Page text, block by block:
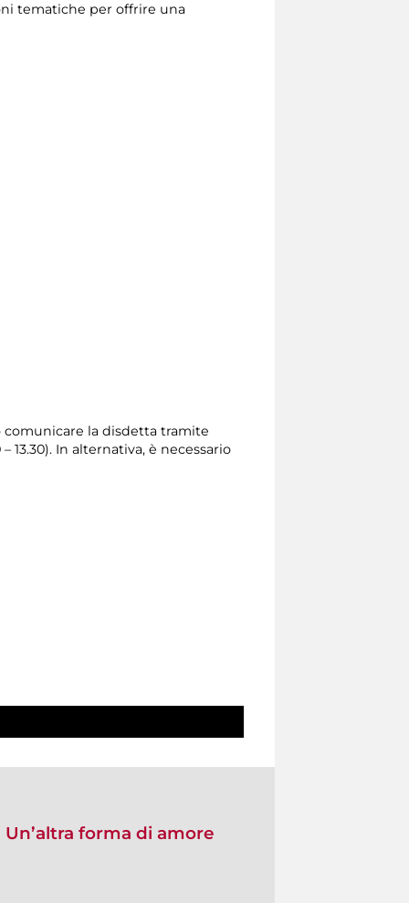
tematiche per offrire una
comunicare la disdetta tramite
13.30). In alternativa, è necessario
forma di amore